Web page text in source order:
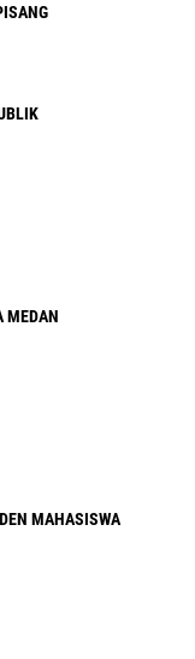
MEDAN
MAHASISWA